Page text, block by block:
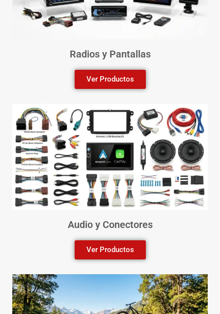
Radios y Pantallas
Ver Productos
Audio y Conectores
Ver Productos